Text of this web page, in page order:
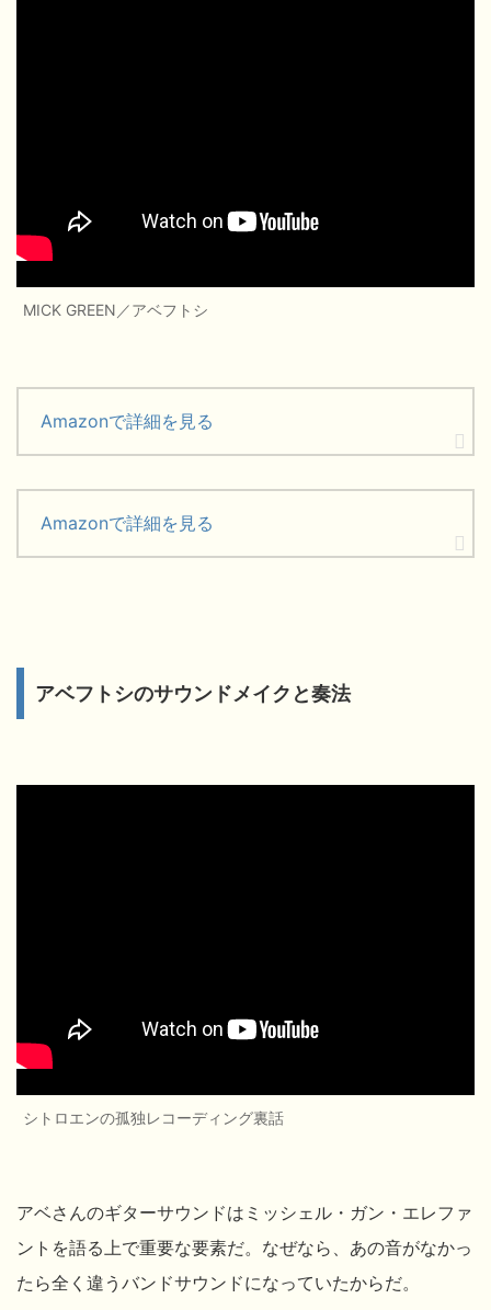
MICK GREEN／アベフトシ
Amazonで詳細を見る
Amazonで詳細を見る
アベフトシのサウンドメイクと奏法
シトロエンの孤独レコーディング裏話
アベさんのギターサウンドはミッシェル・ガン・エレファ
ントを語る上で重要な要素だ。なぜなら、あの音がなかっ
たら全く違うバンドサウンドになっていたからだ。